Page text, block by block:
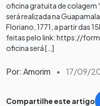
oficina gratuita de colagem
será realizada na
Floriano, 1771, a partir das
feitas pelo link: https://
oficina será […]
Por: Amorim • 17/09/
Compartilhe este artigo